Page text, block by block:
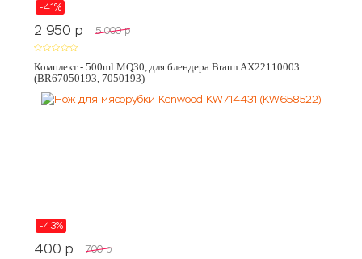
-41%
2 950 p 5 000 p
Комплект - 500ml MQ30, для блендера Braun AX22110003
(BR67050193, 7050193)
-43%
400 p 700 p